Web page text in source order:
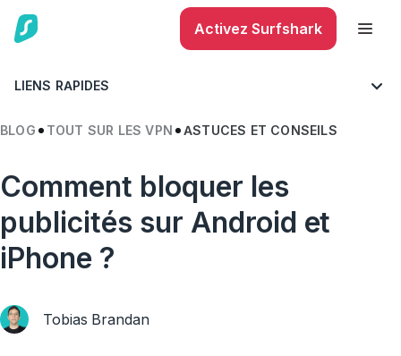
Activez Surfshark
LIENS RAPIDES
BLOG TOUT SUR LES VPN ASTUCES ET CONSEILS
Comment bloquer les
publicités sur Android et
iPhone ?
Tobias Brandan